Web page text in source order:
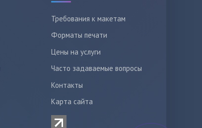
Требования к макетам
Форматы печати
Цены на услуги
Часто задаваемые вопросы
Контакты
Карта сайта